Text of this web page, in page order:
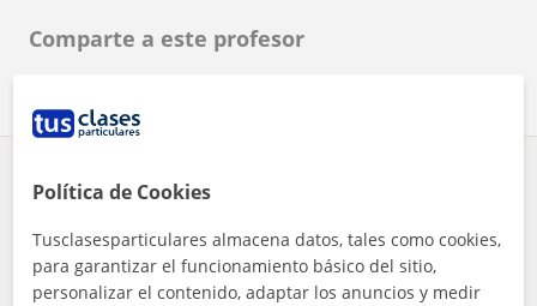
Comparte a este profesor
¿Hay algún error en este perfil?
Tus clases particulares FCE First Certificate in English
Bizkaia
Bilbao
doy clases económicas particulares de inglés
Política de Cookies
Tusclasesparticulares almacena datos, tales como cookies,
para garantizar el funcionamiento básico del sitio,
personalizar el contenido, adaptar los anuncios y medir